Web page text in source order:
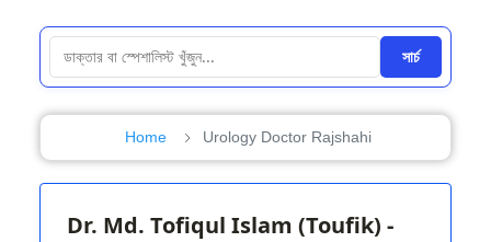
সার্চ
Home Urology Doctor Rajshahi
Dr. Md. Tofiqul Islam (Toufik) -